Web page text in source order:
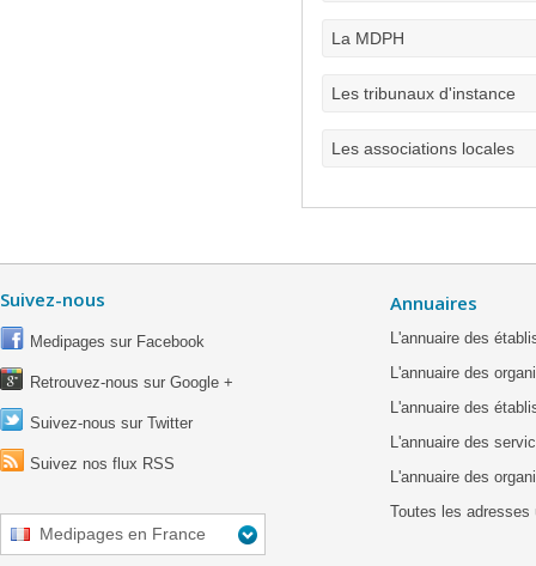
La MDPH
Les tribunaux d'instance
Les associations locales
Suivez-nous
Medipages sur Facebook
Retrouvez-nous sur Google +
Suivez-nous sur Twitter
Suivez nos flux RSS
Medipages en France
Annuaires
L'annuaire des
L'annuaire des
L'annuaire des
L'annuaire des
L'annuaire des
Toutes les adresses